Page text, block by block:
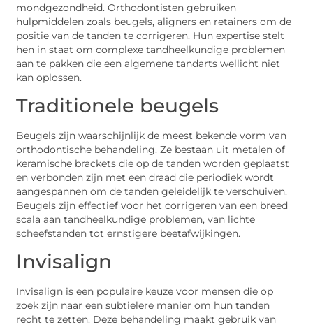
mondgezondheid. Orthodontisten gebruiken
hulpmiddelen zoals beugels, aligners en retainers om de
positie van de tanden te corrigeren. Hun expertise stelt
hen in staat om complexe tandheelkundige problemen
aan te pakken die een algemene tandarts wellicht niet
kan oplossen.
Traditionele beugels
Beugels zijn waarschijnlijk de meest bekende vorm van
orthodontische behandeling. Ze bestaan uit metalen of
keramische brackets die op de tanden worden geplaatst
en verbonden zijn met een draad die periodiek wordt
aangespannen om de tanden geleidelijk te verschuiven.
Beugels zijn effectief voor het corrigeren van een breed
scala aan tandheelkundige problemen, van lichte
scheefstanden tot ernstigere beetafwijkingen.
Invisalign
Invisalign is een populaire keuze voor mensen die op
zoek zijn naar een subtielere manier om hun tanden
recht te zetten. Deze behandeling maakt gebruik van